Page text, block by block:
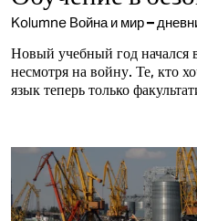
Kolumne Война и мир –
Новый учебный год начался
несмотря на войну. Те, кто
язык теперь только